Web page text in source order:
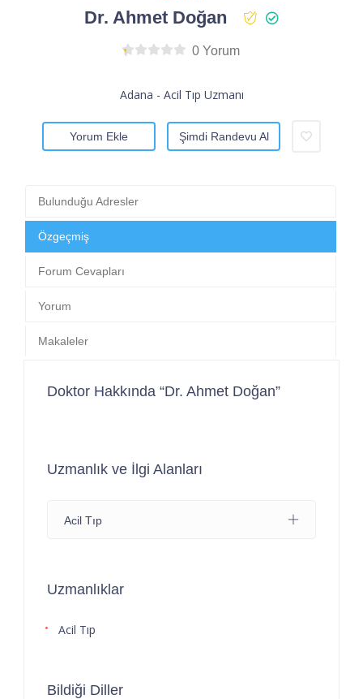
Dr. Ahmet Doğan
0 Yorum
Adana - Acil Tıp Uzmanı
Yorum Ekle Şimdi Randevu Al
Bulunduğu Adresler
Özgeçmiş
Forum Cevapları
Yorum
Makaleler
Doktor Hakkında “Dr. Ahmet Doğan”
Uzmanlık ve İlgi Alanları
Acil Tıp
Uzmanlıklar
Acil Tıp
Bildiği Diller